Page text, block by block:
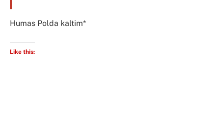
Humas Polda kaltim*
Like this: